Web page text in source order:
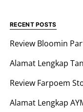
RECENT POSTS
Review Bloomin
Alamat Lengkap
Review Farpoem
Alamat Lengkap